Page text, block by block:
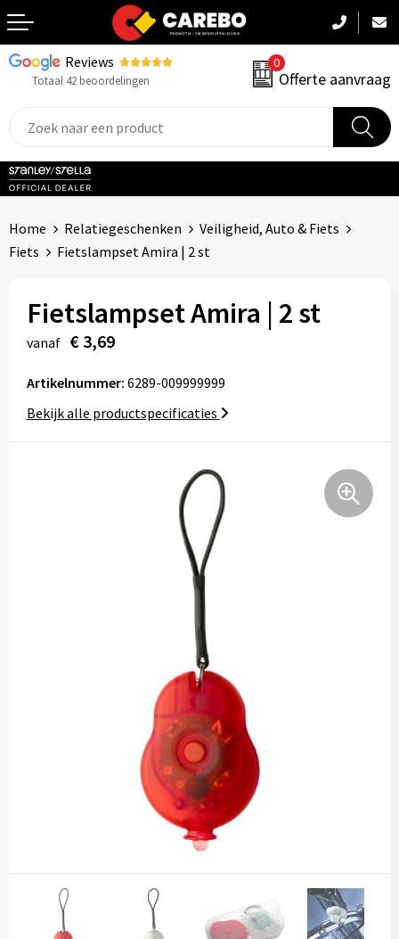
Reviews
Totaal 42 beoordelingen
0
Offerte aanvraag
Terug
Sportkleding
Handdoeken & Dekens
Tassen
Home Relatiegeschenken
Veiligheid, Auto & Fiets
Fiets
Fietslampset Amira | 2 st
Fietslampset Amira | 2 st
vanaf € 3,69
Artikelnummer: 6289-009999999
Bekijk alle productspecificaties